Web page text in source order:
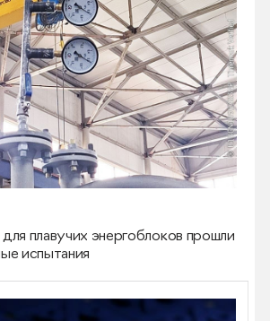
плавучих энергоблоков прошли
испытания